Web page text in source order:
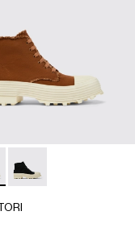
- Jersey color
002 - Jersey
AU00036-001
- A700024-002
TRAKTORI -